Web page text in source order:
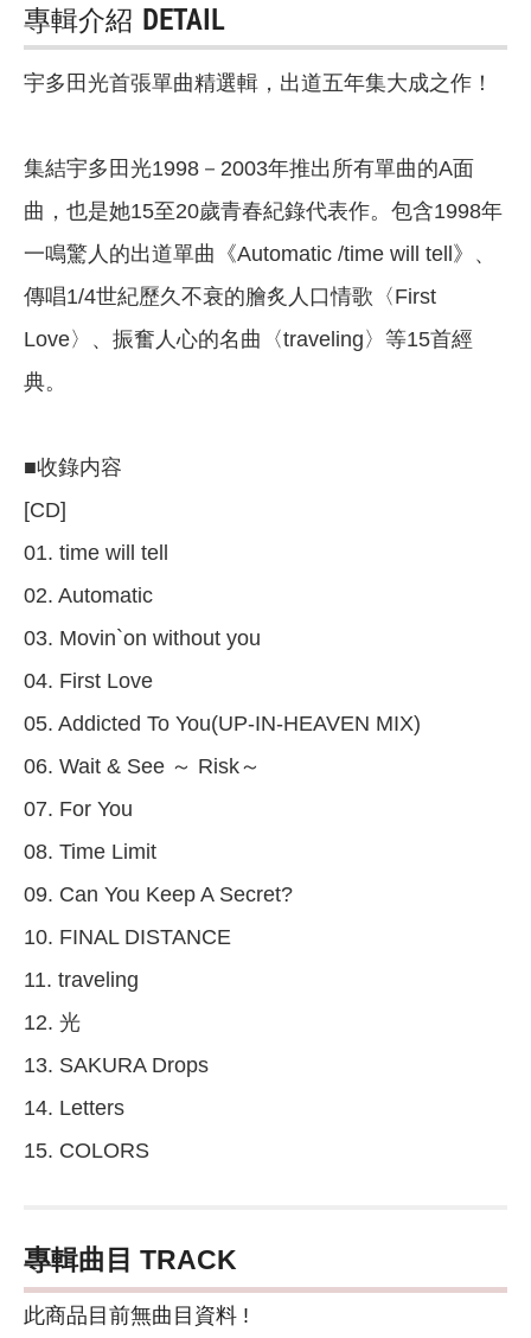
專輯介紹 DETAIL
宇多田光首張單曲精選輯，出道五年集大成之作！
集結宇多田光1998－2003年推出所有單曲的A面
曲，也是她15至20歲青春紀錄代表作。包含1998年
一鳴驚人的出道單曲《Automatic /time will tell》、
傳唱1/4世紀歷久不衰的膾炙人口情歌〈First
Love〉、振奮人心的名曲〈traveling〉等15首經
典。
■收錄内容
[CD]
01. time will tell
02. Automatic
03. Movin`on without you
04. First Love
05. Addicted To You(UP-IN-HEAVEN MIX)
06. Wait & See ～ Risk～
07. For You
08. Time Limit
09. Can You Keep A Secret?
10. FINAL DISTANCE
11. traveling
12. 光
13. SAKURA Drops
14. Letters
15. COLORS
專輯曲目 TRACK
此商品目前無曲目資料 !